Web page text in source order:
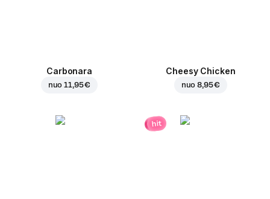
Carbonara
nuo11,95 €
Cheesy Chicken
nuo8,95 €
hit